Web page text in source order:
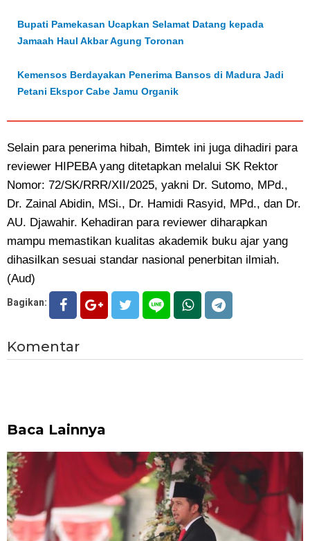
Bupati Pamekasan Ucapkan Selamat Datang kepada
Jamaah Haul Akbar Agung Toronan
Kemensos Berdayakan Penerima Bansos di Madura Jadi
Petani Ekspor Cabe Jamu Organik
Selain para penerima hibah, Bimtek ini juga dihadiri para
reviewer HIPEBA yang ditetapkan melalui SK Rektor
Nomor: 72/SK/RRR/XII/2025, yakni Dr. Sutomo, MPd.,
Dr. Zainal Abidin, MSi., Dr. Hamidi Rasyid, MPd., dan Dr.
AU. Djawahir. Kehadiran para reviewer diharapkan
mampu memastikan kualitas akademik buku ajar yang
dihasilkan sesuai standar nasional penerbitan ilmiah.
(Aud)
Bagikan:
Komentar
Baca Lainnya